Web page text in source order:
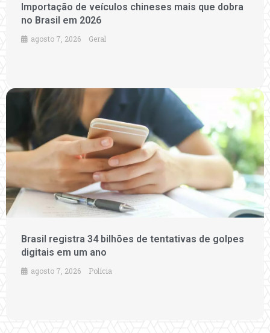
Importação de veículos chineses mais que dobra
no Brasil em 2026
agosto 7, 2026 Geral
Brasil registra 34 bilhões de tentativas de golpes
digitais em um ano
agosto 7, 2026 Polícia